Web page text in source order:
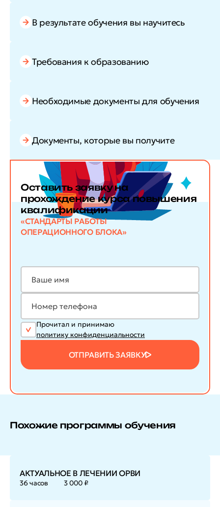
В результате обучения вы научитесь
Требования к образованию
Необходимые документы для обучения
Документы, которые вы получите
Оставить заявкуна
прохождение курса повышения
квалификации
«СТАНДАРТЫ РАБОТЫ
ОПЕРАЦИОННОГО БЛОКА»
Прочитал и принимаю
политику конфиденциальности
ОТПРАВИТЬ ЗАЯВКУ
Похожие программы обучения
АКТУАЛЬНОЕ В ЛЕЧЕНИИ ОРВИ
36 часов 3 000 ₽